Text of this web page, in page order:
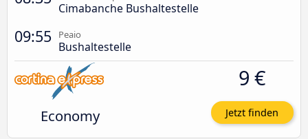
Cimabanche Bushaltestelle
09:55 Peaio
Bushaltestelle
Economy
9 €
Jetzt finden